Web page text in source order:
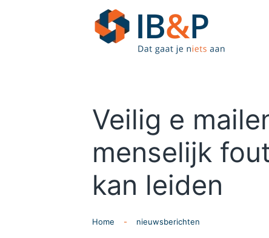
Skip to main content
Veilig e
menselijk
kan leiden
Home nieuwsberichten